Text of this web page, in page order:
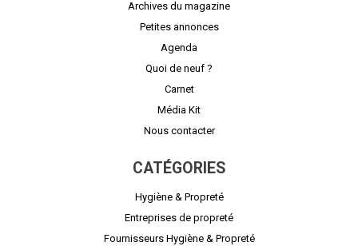
Archives du magazine
Petites annonces
Agenda
Quoi de neuf ?
Carnet
Média Kit
Nous contacter
CATÉGORIES
Hygiène & Propreté
Entreprises de propreté
Fournisseurs Hygiène & Propreté